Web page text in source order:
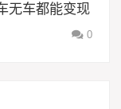
无车都能变现
0